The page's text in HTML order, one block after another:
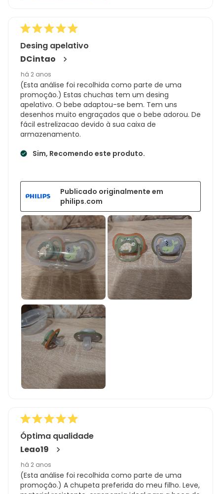
Desing apelativo
DCintao
há 2 anos
(Esta análise foi recolhida como parte de uma
promoção.) Estas chuchas tem um desing
apelativo. O bebe adaptou-se bem. Tem uns
desenhos muito engraçados que o bebe adorou. De
fácil estrelizacao devido à sua caixa de
armazenamento.
Sim, Recomendo este produto.
Publicado originalmente em
philips.com
Óptima qualidade
Leao19
há 2 anos
(Esta análise foi recolhida como parte de uma
promoção.) A chupeta preferida do meu filho. Leve,